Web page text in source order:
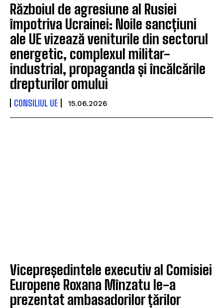
Războiul de agresiune al Rusiei
împotriva Ucrainei: Noile sancțiuni
ale UE vizează veniturile din sectorul
energetic, complexul militar-
industrial, propaganda și încălcările
drepturilor omului
CONSILIUL UE 15.06.2026
Vicepreședintele executiv al Comisiei
Europene Roxana Mînzatu le-a
prezentat ambasadorilor țărilor